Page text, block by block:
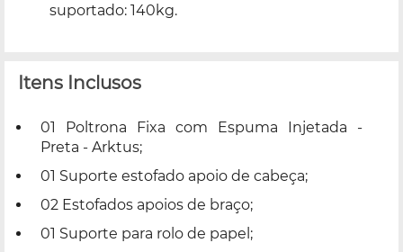
suportado: 140kg.
Itens Inclusos
01 Poltrona Fixa com Espuma Injetada -
Preta - Arktus;
01 Suporte estofado apoio de cabeça;
02 Estofados apoios de braço;
01 Suporte para rolo de papel;